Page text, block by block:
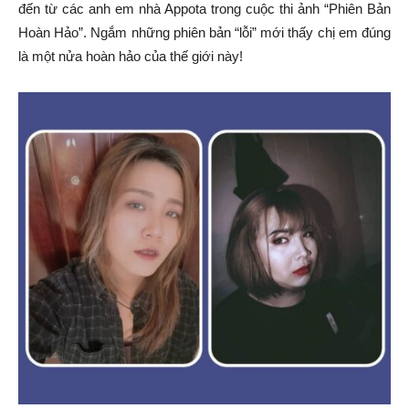
đến từ các anh em nhà Appota trong cuộc thi ảnh “Phiên Bản
Hoàn Hảo”. Ngắm những phiên bản “lỗi” mới thấy chị em đúng
là một nửa hoàn hảo của thế giới này!